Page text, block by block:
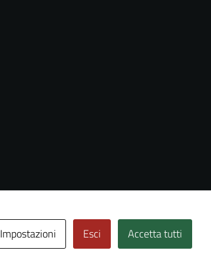
Impostazioni Esci Accetta tutti